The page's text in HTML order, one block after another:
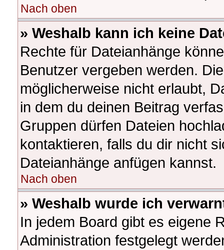
Nach oben
» Weshalb kann ich keine
Rechte für Dateianhänge
Benutzer vergeben werden.
möglicherweise nicht erlaubt,
in dem du deinen Beitrag
Gruppen dürfen Dateien
kontaktieren, falls du dir nicht
Dateianhänge anfügen kannst.
Nach oben
» Weshalb wurde ich
In jedem Board gibt es eigene
Administration festgelegt